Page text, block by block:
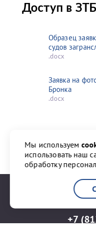
Доступ в
Образец
судов
.docx
Заявка на
Бронка
.docx
+7
Мы используем
использовать наш
обработку